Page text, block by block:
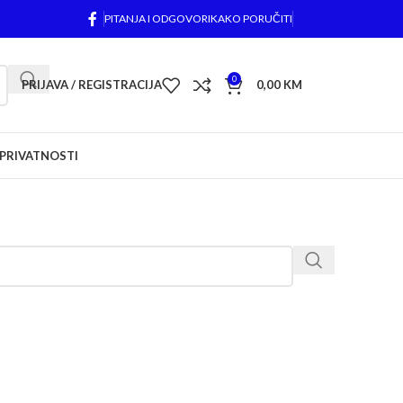
PITANJA I ODGOVORIKAKO PORUČITI
PRIJAVA / REGISTRACIJA 0 0,00 KM